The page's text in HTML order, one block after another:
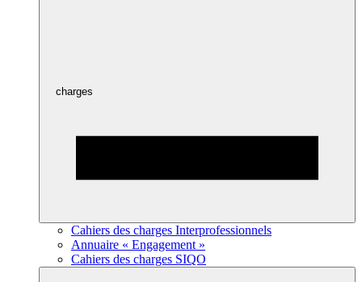
charges
Cahiers des charges Interprofessionnels
Annuaire « Engagement »
Cahiers des charges SIQO